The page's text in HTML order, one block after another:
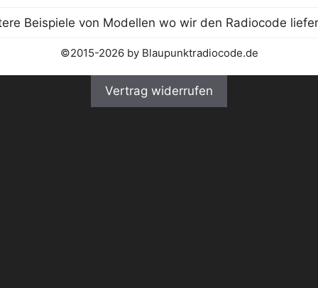
©2015-2026 by Blaupunktradiocode.de
Vertrag widerrufen